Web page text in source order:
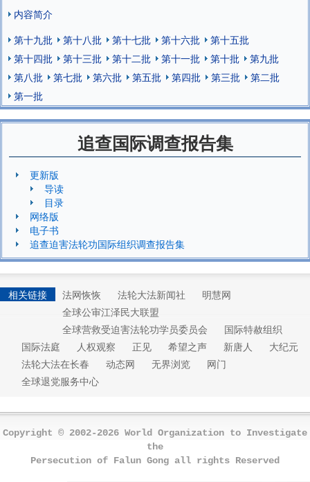
内容简介
第十九批
第十八批 第十七批 第十六批
第十五批
第十四批
第十三批 第十二批 第十一批 第十批
第九批
第八批
第七批 第六批 第五批 第四批 第三批
第二批
第一批
追查国际调查报告集
更新版
导读
目录
网络版
电子书
追查迫害法轮功国际组织调查报告集
相关链接 法网恢恢 法轮大法新闻社
明慧网
全球公审江泽民大联盟
全球营救受迫害法轮功学员委员会
国际特赦组织
国际法庭
人权观察 正见 希望之声 新唐人
大纪元
法轮大法在长春
动态网 无界浏览
网门
全球退党服务中心
Copyright © 2002-2026 World Organization to Investigate
the
Persecution of Falun Gong all rights Reserved